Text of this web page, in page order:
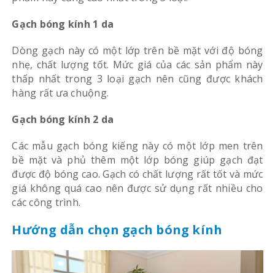
Gạch bóng kính 1 da
Dòng gạch này có một lớp trên bề mặt với độ bóng
nhẹ, chất lượng tốt. Mức giá của các sản phẩm này
thấp nhất trong 3 loại gạch nên cũng được khách
hàng rất ưa chuộng.
Gạch bóng kính 2 da
Các mẫu gạch bóng kiếng này có một lớp men trên
bề mặt và phủ thêm một lớp bóng giúp gạch đạt
được độ bóng cao. Gạch có chất lượng rất tốt và mức
giá không quá cao nên được sử dụng rất nhiều cho
các công trình.
Hướng dẫn chọn gạch bóng kính